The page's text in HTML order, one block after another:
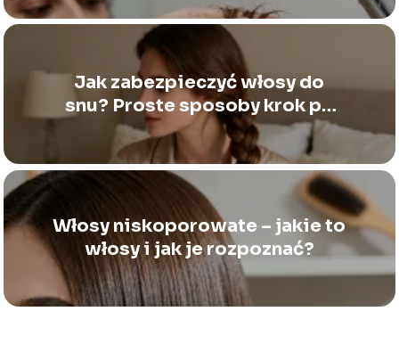
Jak zabezpieczyć włosy do
snu? Proste sposoby krok po
kroku
Włosy niskoporowate – jakie to
włosy i jak je rozpoznać?